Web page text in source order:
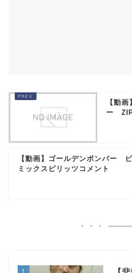
【動
ー ZIP
【動画】ゴールデンボンバー
ミックスピリッツコメント
1